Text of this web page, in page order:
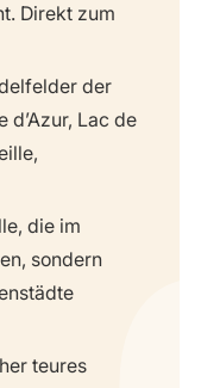
Direkt zum
der
d’Azur, Lac de
die im
sondern
teures